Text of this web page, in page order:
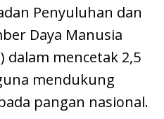
Penyuluhan dan
Daya Manusia
dalam mencetak 2,5
mendukung
pangan nasional.